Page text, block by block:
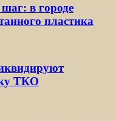
в городе
пластика
ТКО